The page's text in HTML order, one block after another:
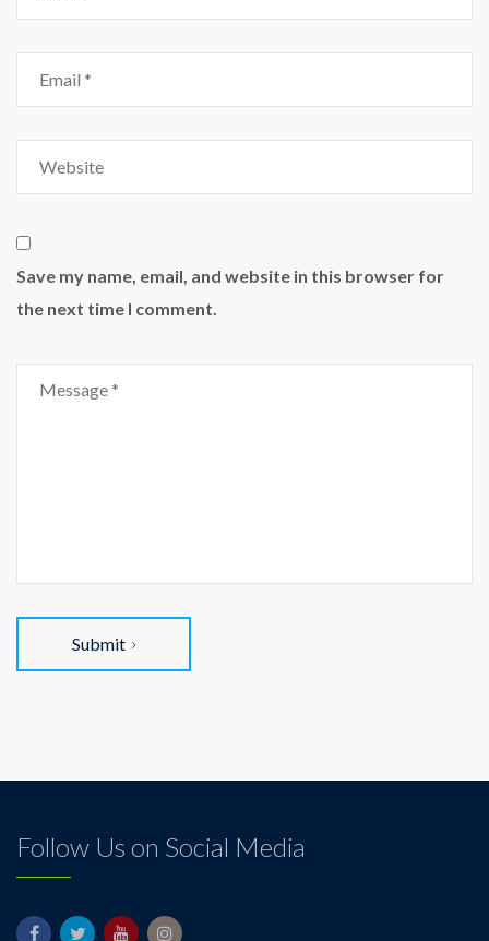
Save my name, email, and website in this browser for
the next time I comment.
Submit
Follow Us on Social Media